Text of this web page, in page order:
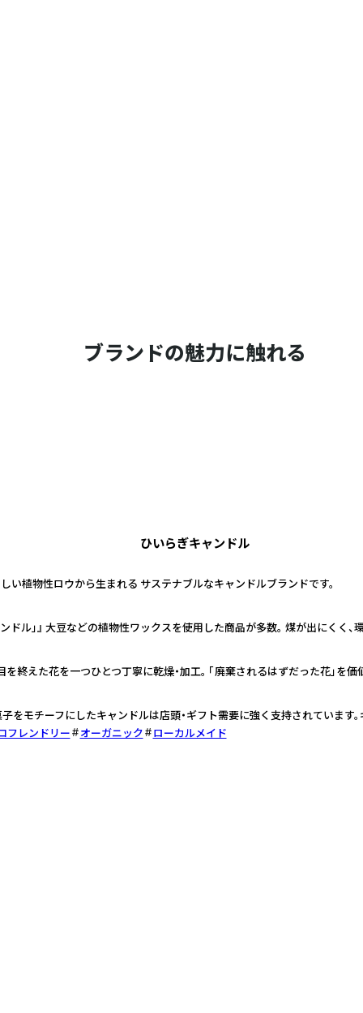
ブランドの魅力に触れる
ひいらぎキャンドル
い植物性ロウから生まれる サステナブルなキャンドルブランドです。
ドル」』 大豆などの植物性ワックスを使用した商品が多数。 煤が出にくく
終えた花を一つひとつ丁寧に乾燥・加工。 「廃棄されるはずだった花」を価
子をモチーフにしたキャンドルは店頭・ギフト需要に強く支持されています
フレンドリー
オーガニック ローカルメイド